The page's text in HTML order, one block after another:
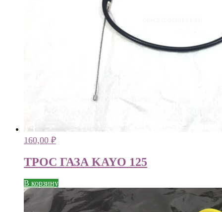
160,00 ₽
ТРОС ГАЗА KAYO 125
В корзину